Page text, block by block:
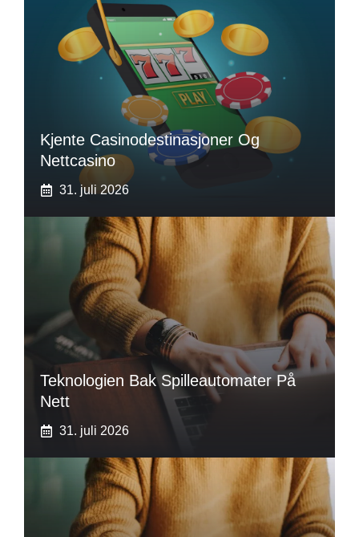
Kjente Casinodestinasjoner Og
Nettcasino
31. juli 2026
Teknologien Bak Spilleautomater På
Nett
31. juli 2026